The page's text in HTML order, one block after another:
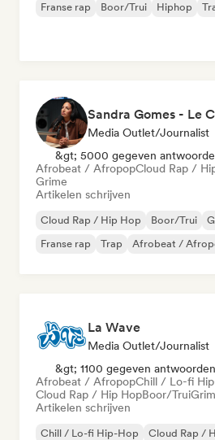
Franse rap Boor/Trui Hiphop
Media Outlet/Journalist
&gt; 5000 gegeven
Afrobeat / AfropopCloud Rap /
Grime
Artikelen schrijven
Cloud Rap / Hip Hop Boor/Trui
Franse rap
Trap Afrobeat /
La Wave
Media Outlet/Journalist
&gt; 1100 gegeven antwoorden
Afrobeat / AfropopChill / Lo-fi
Cloud Rap / Hip HopBoor/Trui
Artikelen schrijven
Chill / Lo-fi Hip-Hop Cloud Rap /